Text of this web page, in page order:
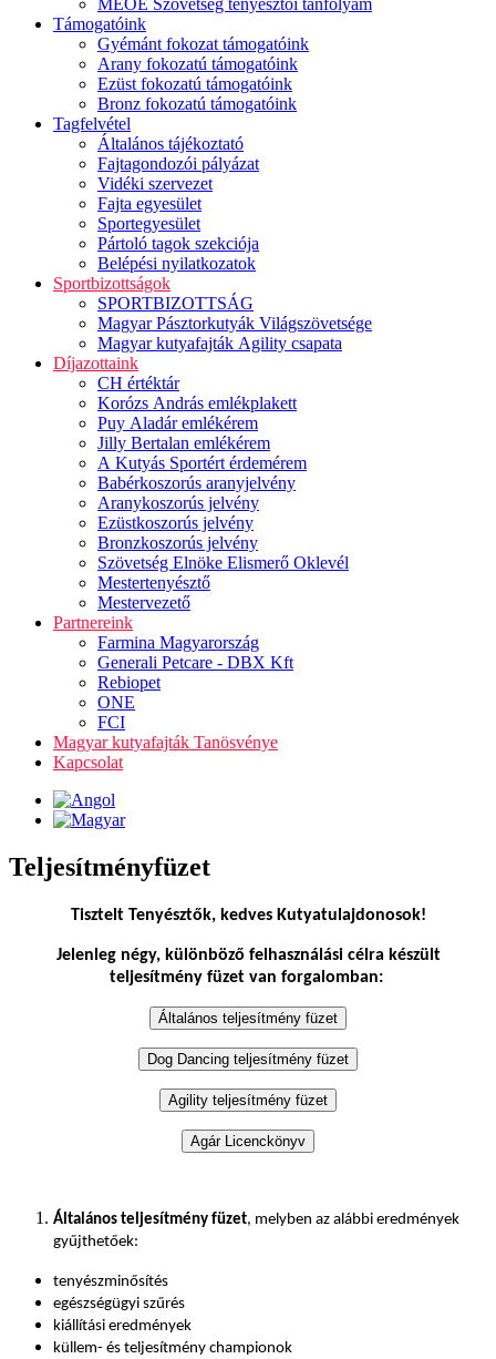
MEOE Szövetség tenyésztői tanfolyam
Támogatóink
Gyémánt fokozat támogatóink
Arany fokozatú támogatóink
Ezüst fokozatú támogatóink
Bronz fokozatú támogatóink
Tagfelvétel
Általános tájékoztató
Fajtagondozói pályázat
Vidéki szervezet
Fajta egyesület
Sportegyesület
Pártoló tagok szekciója
Belépési nyilatkozatok
Sportbizottságok
SPORTBIZOTTSÁG
Magyar Pásztorkutyák Világszövetsége
Magyar kutyafajták Agility csapata
Díjazottaink
CH értéktár
Korózs András emlékplakett
Puy Aladár emlékérem
Jilly Bertalan emlékérem
A Kutyás Sportért érdemérem
Babérkoszorús aranyjelvény
Aranykoszorús jelvény
Ezüstkoszorús jelvény
Bronzkoszorús jelvény
Szövetség Elnöke Elismerő Oklevél
Mestertenyésztő
Mestervezető
Partnereink
Farmina Magyarország
Generali Petcare - DBX Kft
Rebiopet
ONE
FCI
Magyar kutyafajták Tanösvénye
Kapcsolat
Teljesítményfüzet
Tisztelt Tenyésztők, kedves Kutyatulajdonosok!
Jelenleg négy, különböző felhasználási célra készült
teljesítmény füzet van forgalomban:
Általános teljesítmény füzet, melyben az alábbi eredmények
gyűjthetőek:
tenyészminősítés
egészségügyi szűrés
kiállítási eredmények
küllem- és teljesítmény championok